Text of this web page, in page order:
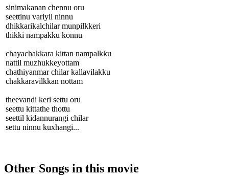
sinimakanan chennu oru
seettinu variyil ninnu
dhikkarikalchilar munpilkkeri
thikki nampakku konnu
chayachakkara kittan nampalkku
nattil muzhukkeyottam
chathiyanmar chilar kallavilakku
chakkaravilkkan nottam
theevandi keri settu oru
seettu kittathe thottu
seettil kidannurangi chilar
settu ninnu kuxhangi...
Other Songs in this movie